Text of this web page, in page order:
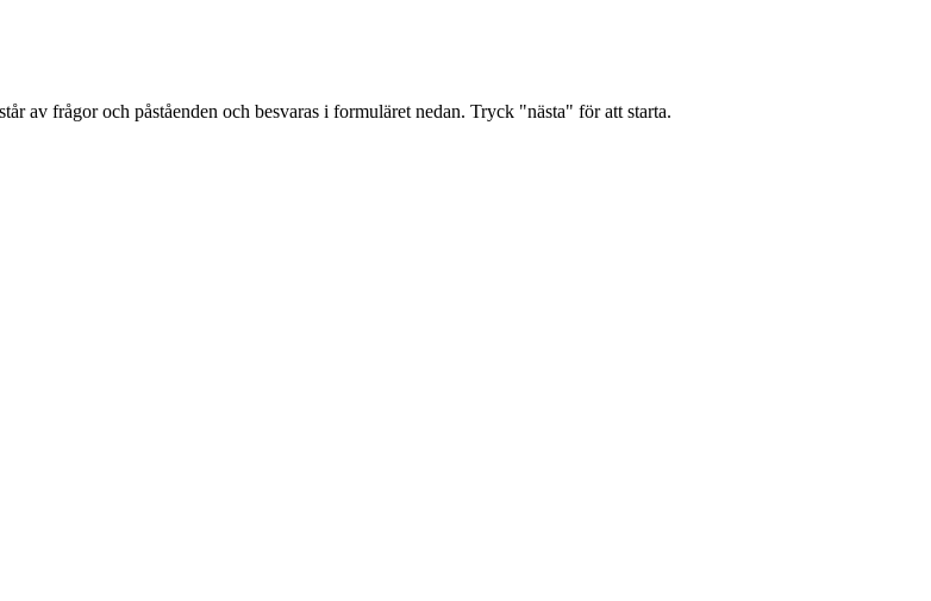
av frågor och påståenden och besvaras i formuläret nedan. Tryck "nästa" för att starta.